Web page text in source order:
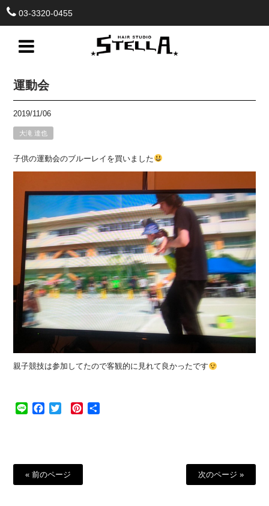
03-3320-0455
運動会
2019/11/06
大滝 達也
子供の運動会のブルーレイを買いました
親子競技は参加してたので客観的に見れて良かったです
Line Facebook
Twitter Pinterest
« 前のページ 次のページ »